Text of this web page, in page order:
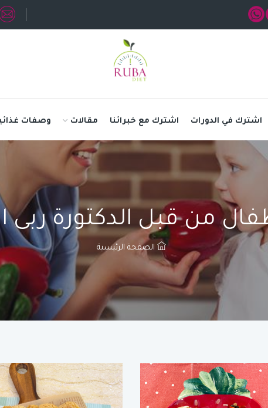
اشترك في الدورات اشترك مع خبرائنا مقالات وصفات
من قبل الدكتورة
الصفحة الرئيسية